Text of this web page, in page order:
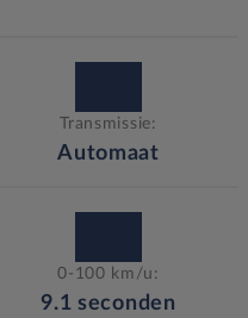
Transmissie:
Automaat
0-100 km/u:
9.1 seconden